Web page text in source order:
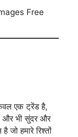
एक ट्रेंड है,
और भी सुंदर और
जो हमारे रिश्तों